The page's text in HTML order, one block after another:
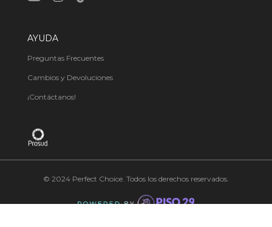
AYUDA
Preguntas Frecuentes
Cambios y Devoluciones
¡Contáctanos!
© 2024 Perfect Choice. Todos los derechos reservados.